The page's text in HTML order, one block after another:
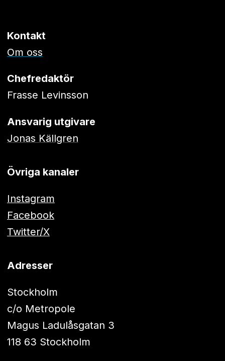
Kontakt
Om oss
Chefredaktör
Frasse Levinsson
Ansvarig utgivare
Jonas Källgren
Övriga kanaler
Instagram
Facebook
Twitter/X
Adresser
Stockholm
c/o Metropole
Magus Ladulåsgatan 3
118 63 Stockholm